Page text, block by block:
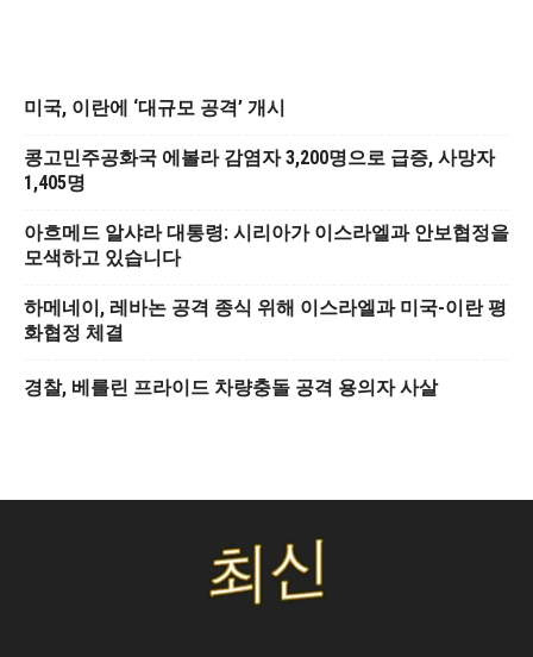
미국, 이란에 ‘대규모 공격’ 개시
콩고민주공화국 에볼라 감염자 3,200명으로 급증, 사망자
1,405명
아흐메드 알샤라 대통령: 시리아가 이스라엘과 안보협정을
모색하고 있습니다
하메네이, 레바논 공격 종식 위해 이스라엘과 미국-이란 평
화협정 체결
경찰, 베를린 프라이드 차량충돌 공격 용의자 사살